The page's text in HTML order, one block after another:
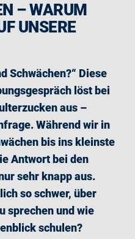
– WARUM
UNSERE
Schwächen?“ Diese
löst bei
aus –
Während wir in
bis ins kleinste
Antwort bei den
sehr knapp aus.
so schwer, über
sprechen und wie
schulen?